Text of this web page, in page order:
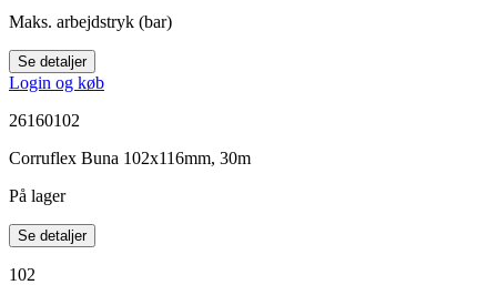
Maks. arbejdstryk (bar)
Se detaljer
Login og køb
26160102
Corruflex Buna 102x116mm, 30m
På lager
Se detaljer
102